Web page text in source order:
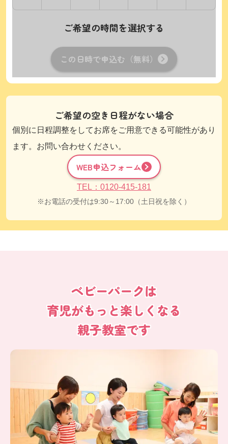
ご希望の時間を選択する
この日時で申込む（無料）
ご希望の空き日程がない場合
個別に日程調整をしてお席をご用意できる可能性があり
ます。お問い合わせください。
WEB申込フォーム
TEL：0120-415-181
お電話の受付は9:30～17:00（土日祝を除く）
ベビーパークは
育児がもっと楽しくなる
親子教室です